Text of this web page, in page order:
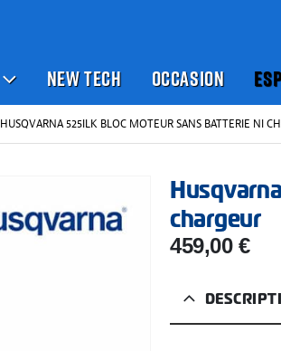
NEW TECH OCCASION
HUSQVARNA 525ILK BLOC MOTEUR SANS BATTERIE NI
chargeur
459,00 €